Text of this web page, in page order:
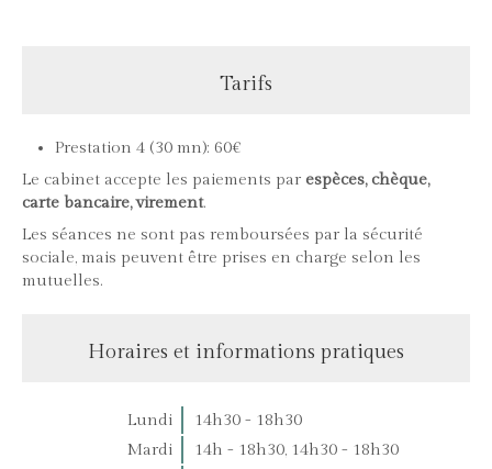
Tarifs
Prestation 4 (30 mn): 60€
Le cabinet accepte les paiements par espèces, chèque,
carte bancaire, virement.
Les séances ne sont pas remboursées par la sécurité
sociale, mais peuvent être prises en charge selon les
mutuelles.
Horaires et informations pratiques
Lundi
14h30 - 18h30
Mardi
14h - 18h30, 14h30 - 18h30